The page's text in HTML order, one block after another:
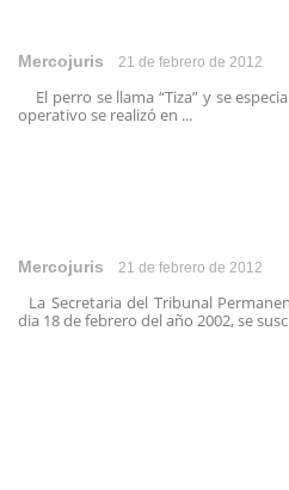
Mercojuris 21 de febrero de 2012
El perro se llama “Tiza” y se
operativo se realizó en ...
Mercojuris 21 de febrero de 2012
La Secretaria del Tribunal
dia 18 de febrero del año 2002, se